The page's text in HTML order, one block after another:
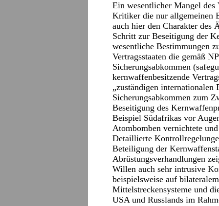
Ein wesentlicher Mangel des
Kritiker die nur allgemeinen
auch hier den Charakter des
Schritt zur Beseitigung der
wesentliche Bestimmungen
Vertragsstaaten die gemäß
Sicherungsabkommen
kernwaffenbesitzende
„zuständigen
Sicherungsabkommen zum
Beseitigung des
Beispiel Südafrikas vor
Atombomben vernichtete
Detaillierte
Beteiligung der
Abrüstungsverhandlungen
Willen auch sehr intrusive
beispielsweise auf
Mittelstreckensysteme und
USA und Russlands im